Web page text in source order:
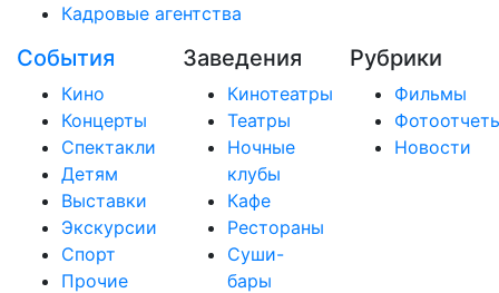
Кадровые агентства
События
Кино
Концерты
Спектакли
Детям
Выставки
Экскурсии
Спорт
Прочие
Заведения
Кинотеатры
Театры
Ночные
клубы
Кафе
Рестораны
Суши-
бары
Рубрики
Фильмы
Новости